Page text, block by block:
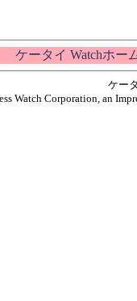
ケータイ Watchホー
ケー
Watch Corporation, an